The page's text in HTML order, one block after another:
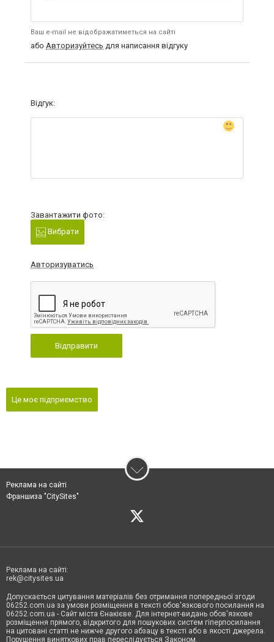
Ваш e-mail не відображатиметься на сайті
або Авторизуйтесь для написання відгуку
Відгук:
Завантажити фото:
Вибрати
Авторизуватись
Відправити
Це моє підприємство
Реклама на сайті
Франшиза "CitySites"
Реклама на сайті:
rek@citysites.ua
Допускається цитування матеріалів без отримання попередньої згоди
06252.com.ua за умови розміщення в тексті обов'язкового посилання на
06252.com.ua - Сайт міста Єнакієве. Для інтернет-видань обов'язкове
розміщення прямого, відкритого для пошукових систем гіперпосилання
на цитовані статті не нижче другого абзацу в тексті або в якості джерела.
Порушення виняткових прав переслідується Законом.